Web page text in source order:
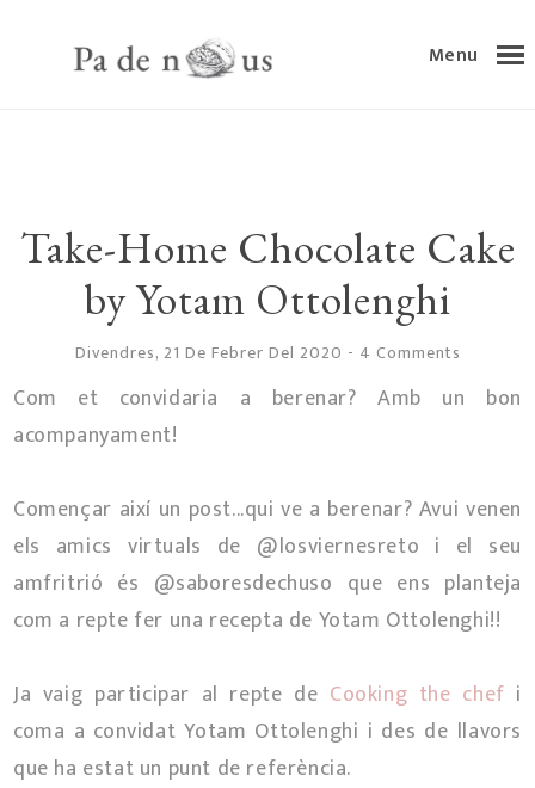
Menu
Take-Home Chocolate Cake
by Yotam Ottolenghi
Divendres, 21 De Febrer Del 2020 - 4 Comments
Com et convidaria a berenar? Amb un bon
acompanyament!
Començar així un post...qui ve a berenar? Avui venen
els amics virtuals de @losviernesreto i el seu
amfritrió és @saboresdechuso que ens planteja
com a repte fer una recepta de Yotam Ottolenghi!!
Ja vaig participar al repte de Cooking the chef i
coma a convidat Yotam Ottolenghi i des de llavors
que ha estat un punt de referència.